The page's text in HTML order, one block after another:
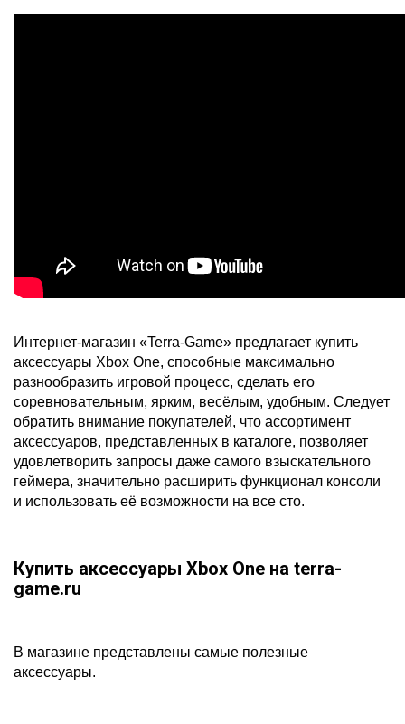
Интернет-магазин «Terra-Game» предлагает купить
аксессуары Xbox One, способные максимально
разнообразить игровой процесс, сделать его
соревновательным, ярким, весёлым, удобным. Следует
обратить внимание покупателей, что ассортимент
аксессуаров, представленных в каталоге, позволяет
удовлетворить запросы даже самого взыскательного
геймера, значительно расширить функционал консоли
и использовать её возможности на все сто.
Купить аксессуары Xbox One на terra-
game.ru
В магазине представлены самые полезные
аксессуары.